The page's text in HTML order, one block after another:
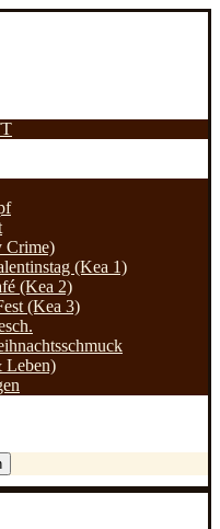
Crime)
(Kea 1)
(Kea 2)
(Kea 3)
Leben)